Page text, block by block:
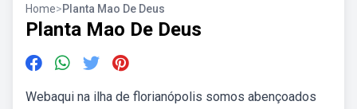
Home>Planta Mao De Deus
Planta Mao De Deus
Webaqui na ilha de florianópolis somos abençoados